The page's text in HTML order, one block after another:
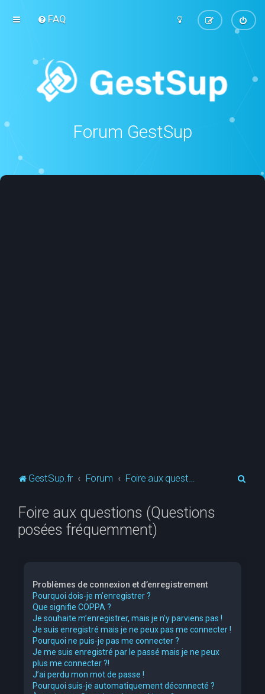
FAQ
Forum GestSup
GestSup.fr Forum
Foire aux questions (Questions
posées fréquemment)
Problèmes de connexion et d’enregistrement
Pourquoi dois-je m’enregistrer ?
Que signifie COPPA ?
Je souhaite m’enregistrer, mais je n’y parviens pas !
Je suis enregistré mais je ne peux pas me connecter !
Pourquoi ne puis-je pas me connecter ?
Je me suis enregistré par le passé mais je ne peux
plus me connecter ?!
J’ai perdu mon mot de passe !
Pourquoi suis-je automatiquement déconnecté ?